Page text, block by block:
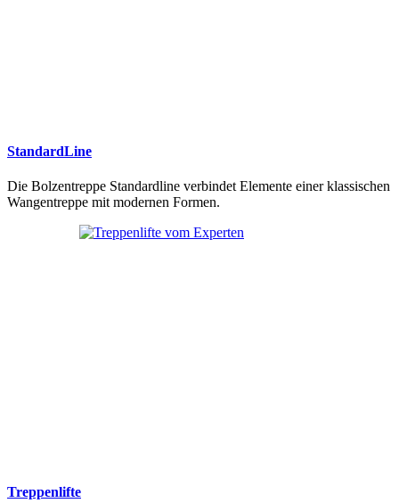
StandardLine
Die Bolzentreppe Standardline verbindet Elemente einer klassischen
Wangentreppe mit modernen Formen.
Treppenlifte